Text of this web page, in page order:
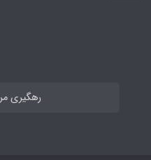
رهگیری